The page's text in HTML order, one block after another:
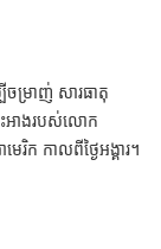
ចម្រាញ់​ ​សារធាតុ​
ះអាង​របស់​លោក​
ក​ កាល​ពី​ថ្ងៃ​អង្គារ​។